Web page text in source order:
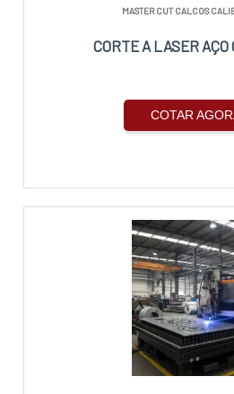
MASTER CUT CALCOS
CORTE A LASER AÇO
COTAR